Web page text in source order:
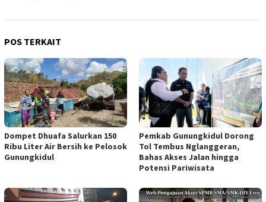
POS TERKAIT
Dompet Dhuafa Salurkan 150
Ribu Liter Air Bersih ke Pelosok
Gunungkidul
Pemkab Gunungkidul Dorong
Tol Tembus Nglanggeran,
Bahas Akses Jalan hingga
Potensi Pariwisata